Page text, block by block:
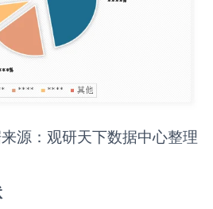
源：观研天下数据中心整理